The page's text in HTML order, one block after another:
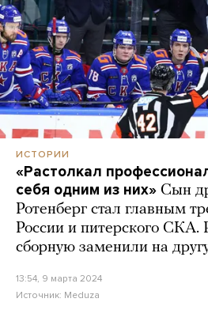
ИСТОРИИ
«Растолкал
себя одним из них» Сын
Ротенберг стал главным
России и питерского СКА.
сборную заменили на
13:54, 9 марта 2024
Источник: Meduza